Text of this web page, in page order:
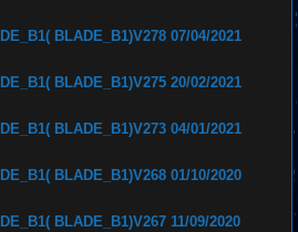
BLADE_B1)V278 07/04/2021
BLADE_B1)V275 20/02/2021
BLADE_B1)V273 04/01/2021
BLADE_B1)V268 01/10/2020
BLADE_B1)V267 11/09/2020